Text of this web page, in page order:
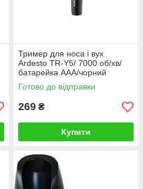
Тример для носа і вух
Ardesto TR-Y5/ 7000 об/хв/
батарейка ААА/чорний
Готово до відправки
269 ₴
Купити